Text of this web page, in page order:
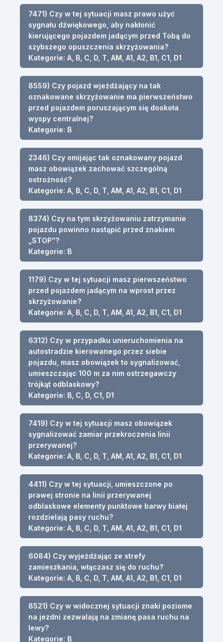
7471) Czy w tej sytuacji masz prawo użyć
sygnału dźwiękowego, aby nakłonić
kierującego pojazdem jadącym przed Tobą do
szybszego opuszczenia skrzyżowania?
Kategorie: A, B, C, D, T, AM, A1, A2, B1, C1, D1
8559) Czy pojazd wjeżdżający na tak
oznakowane skrzyżowanie ma pierwszeństwo
przed pojazdem poruszającym się dookoła
wyspy centralnej?
Kategorie: B
2346) Czy omijając tak oznakowany pojazd
masz obowiązek zachować szczególną
ostrożność?
Kategorie: A, B, C, D, T, AM, A1, A2, B1, C1, D1
8374) Czy na tym skrzyżowaniu zatrzymanie
pojazdu powinno nastąpić przed znakiem
„STOP”?
Kategorie: B
1179) Czy w tej sytuacji masz pierwszeństwo
przed pojazdem jadącym na wprost przez
skrzyżowanie?
Kategorie: A, B, C, D, T, AM, A1, A2, B1, C1, D1
6312) Czy w przypadku unieruchomienia na
autostradzie kierowanego przez siebie
pojazdu, masz obowiązek to sygnalizować,
umieszczając 100 m za nim ostrzegawczy
trójkąt odblaskowy?
Kategorie: B, C, D, C1, D1
7419) Czy w tej sytuacji masz obowiązek
sygnalizować zamiar przekroczenia linii
przerywanej?
Kategorie: A, B, C, D, T, AM, A1, A2, B1, C1, D1
4411) Czy w tej sytuacji, umieszczone po
prawej stronie na linii przerywanej
odblaskowe elementy punktowe barwy białej
rozdzielają pasy ruchu?
Kategorie: A, B, C, D, T, AM, A1, A2, B1, C1, D1
6084) Czy wyjeżdżając ze strefy
zamieszkania, włączasz się do ruchu?
Kategorie: A, B, C, D, T, AM, A1, A2, B1, C1, D1
8521) Czy w widocznej sytuacji znaki poziome
na jezdni zezwalają na zmianę pasa ruchu na
lewy?
Kategorie: B